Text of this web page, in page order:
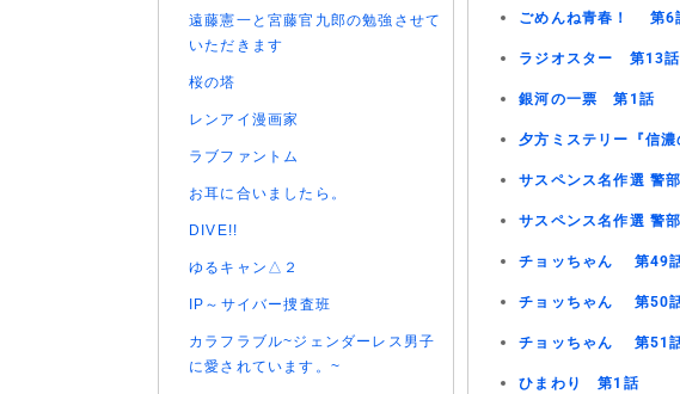
ごめんね青春！ 第6
ラジオスター 第13話
銀河の一票 第1話
夕方ミステリー『信
サスペンス名作選 警
サスペンス名作選 警
チョッちゃん 第49
チョッちゃん 第50
チョッちゃん 第51
ひまわり 第1話
遠藤憲一と宮藤官九郎の勉強させて
いただきます
桜の塔
レンアイ漫画家
ラブファントム
お耳に合いましたら。
DIVE!!
ゆるキャン△２
IP～サイバー捜査班
カラフラブル~ジェンダーレス男子
に愛されています。~